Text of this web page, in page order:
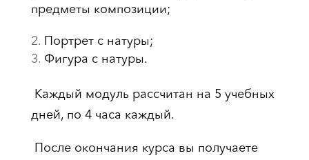
предметы композиции;
Портрет с натуры;
Фигура с натуры.
Каждый модуль рассчитан на 5 учебных
дней, по 4 часа каждый.
После окончания курса вы получаете